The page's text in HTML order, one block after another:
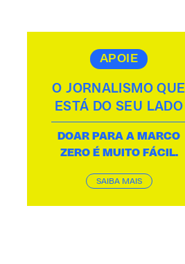
APOIE
O JORNALISMO QUE
ESTÁ DO SEU LADO
DOAR PARA A MARCO
ZERO É MUITO FÁCIL.
SAIBA MAIS